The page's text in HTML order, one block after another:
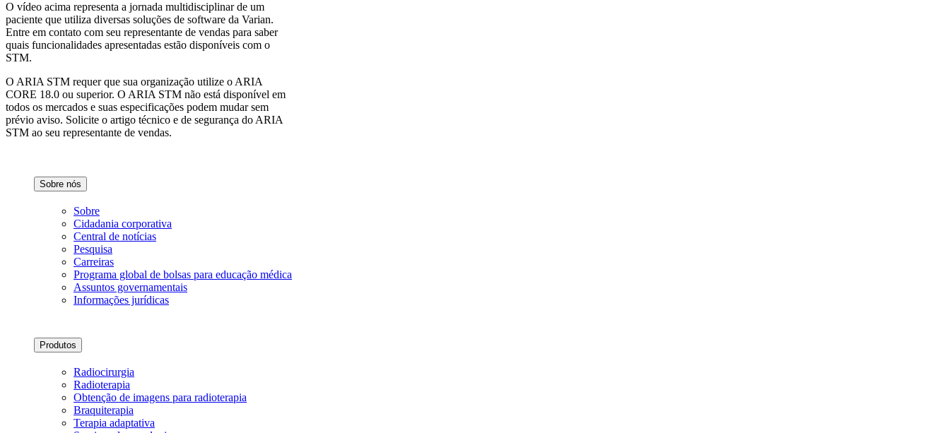
O vídeo acima representa a jornada multidisciplinar de um
paciente que utiliza diversas soluções de software da Varian.
Entre em contato com seu representante de vendas para saber
quais funcionalidades apresentadas estão disponíveis com o
STM.
O ARIA STM requer que sua organização utilize o ARIA
CORE 18.0 ou superior. O ARIA STM não está disponível em
todos os mercados e suas especificações podem mudar sem
prévio aviso. Solicite o artigo técnico e de segurança do ARIA
STM ao seu representante de vendas.
Sobre nós
Sobre
Cidadania corporativa
Central de notícias
Pesquisa
Carreiras
Programa global de bolsas para educação médica
Assuntos governamentais
Informações jurídicas
Produtos
Radiocirurgia
Radioterapia
Obtenção de imagens para radioterapia
Braquiterapia
Terapia adaptativa